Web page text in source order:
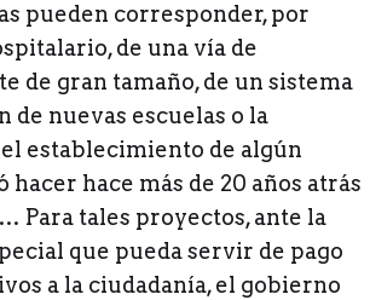
pueden corresponder, por
de una vía de
de gran tamaño, de un sistema
nuevas escuelas o la
establecimiento de algún
hace más de 20 años atrás
Para tales proyectos, ante la
que pueda servir de pago
a la ciudadanía, el gobierno